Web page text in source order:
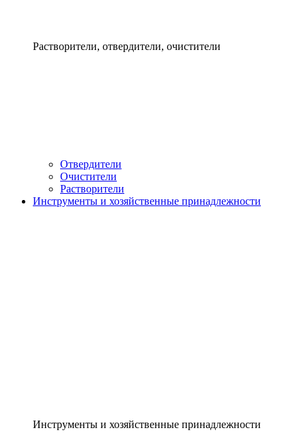
Растворители, отвердители, очистители
Отвердители
Очистители
Растворители
Инструменты и хозяйственные принадлежности
Инструменты и хозяйственные принадлежности